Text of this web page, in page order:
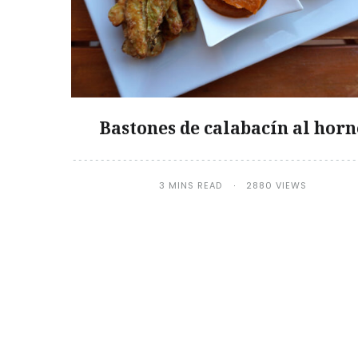
Bastones de calabacín al
3 MINS READ 2880 VIEWS